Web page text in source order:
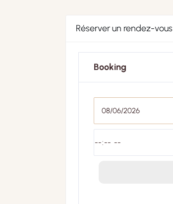
Réserver un rendez-vous
Booking